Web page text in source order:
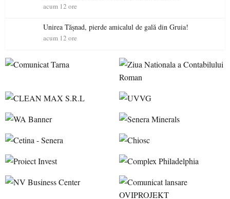
acum 12 ore
Unirea Tășnad, pierde amicalul de gală din Gruia!
acum 12 ore